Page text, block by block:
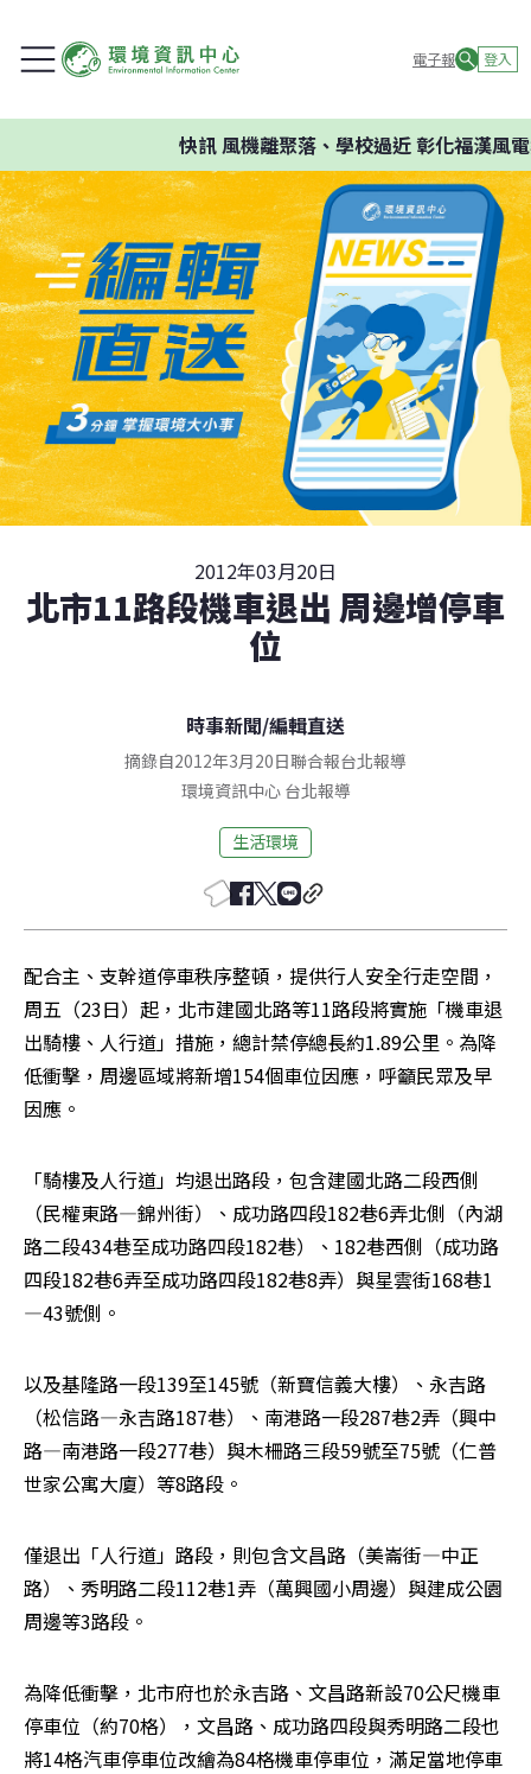
電子報 登入
快訊風機離聚落、學校過近 彰化福漢風電
2012年03月20日
北市11路段機車退出 周邊增停車
位
時事新聞/編輯直送
摘錄自2012年3月20日聯合報台北報導
環境資訊中心 台北報導
生活環境
配合主、支幹道停車秩序整頓，提供行人安全行走空間，
周五（23日）起，北市建國北路等11路段將實施「機車退
出騎樓、人行道」措施，總計禁停總長約1.89公里。為降
低衝擊，周邊區域將新增154個車位因應，呼籲民眾及早
因應。
「騎樓及人行道」均退出路段，包含建國北路二段西側
（民權東路—錦州街）、成功路四段182巷6弄北側（內湖
路二段434巷至成功路四段182巷）、182巷西側（成功路
四段182巷6弄至成功路四段182巷8弄）與星雲街168巷1
—43號側。
以及基隆路一段139至145號（新寶信義大樓）、永吉路
（松信路—永吉路187巷）、南港路一段287巷2弄（興中
路—南港路一段277巷）與木柵路三段59號至75號（仁普
世家公寓大廈）等8路段。
僅退出「人行道」路段，則包含文昌路（美崙街—中正
路）、秀明路二段112巷1弄（萬興國小周邊）與建成公園
周邊等3路段。
為降低衝擊，北市府也於永吉路、文昌路新設70公尺機車
停車位（約70格），文昌路、成功路四段與秀明路二段也
將14格汽車停車位改繪為84格機車停車位，滿足當地停車